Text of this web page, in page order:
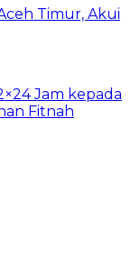
Timur, Akui
Jam kepada
Fitnah